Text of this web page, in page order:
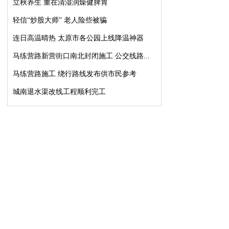
立秋养生 重在清湿润燥健脾胃
轻信“炒股大师” 老人险些被骗
连日高温晴热 太原市各公园上线降温神器
马练营路新营街口南北封闭施工 公交线路...
马练营路施工 绕行路线发布供市民参考
城南退水渠改线工程顺利完工